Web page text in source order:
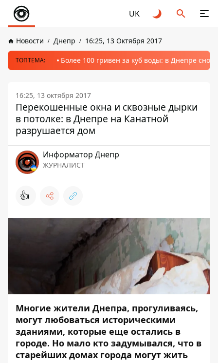
UK
Новости Днепр 16:25, 13 Октября 2017
ТОПТЕМА: Более 100 гривен за куб воды: в Днепре
16:25, 13 октября 2017
Перекошенные окна и сквозные дырки
в потолке: в Днепре на Канатной
разрушается дом
Информатор Днепр
ЖУРНАЛИСТ
👍
Многие жители Днепра, прогуливаясь,
могут любоваться историческими
зданиями, которые еще остались в
городе. Но мало кто задумывался, что в
старейших домах города могут жить